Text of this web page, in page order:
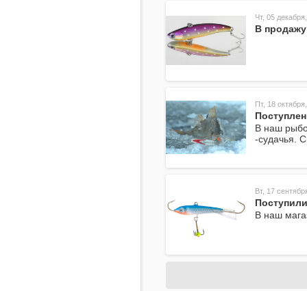
Чт, 05
В
Пт, 18
В наш
-судачья.
Вт, 17
В наш